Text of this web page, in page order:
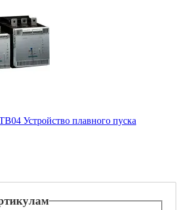
Устройство плавного пуска